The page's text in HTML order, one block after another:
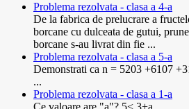
Problema rezolvata - clasa a 4-a
De la fabrica de prelucrare a
borcane cu dulceata de gutui,
borcane s-au livrat din fie ...
Problema rezolvata - clasa a 5-a
Demonstrati ca n = 5203 +6107
...
Problema rezolvata - clasa a 1-a